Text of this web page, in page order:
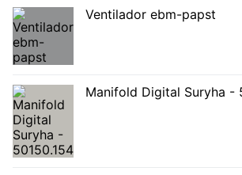
Ventilador ebm-papst
Manifold Digital Suryha -